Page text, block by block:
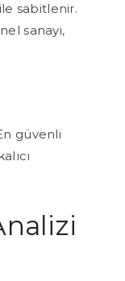
sabitlenir.
sanayi,
güvenli